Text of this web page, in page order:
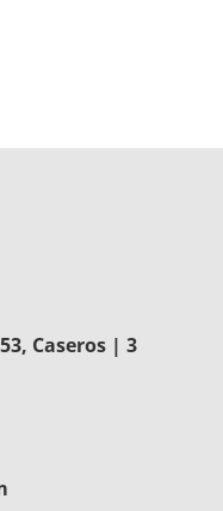
Caseros | 3